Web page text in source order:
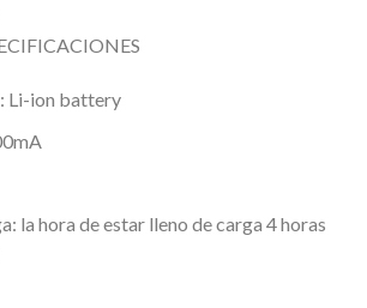
Li-ion battery
la hora de estar lleno de carga 4 horas